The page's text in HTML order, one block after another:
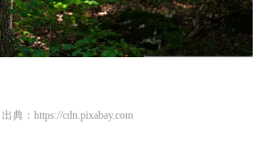
出典： https://cdn.pixabay.com